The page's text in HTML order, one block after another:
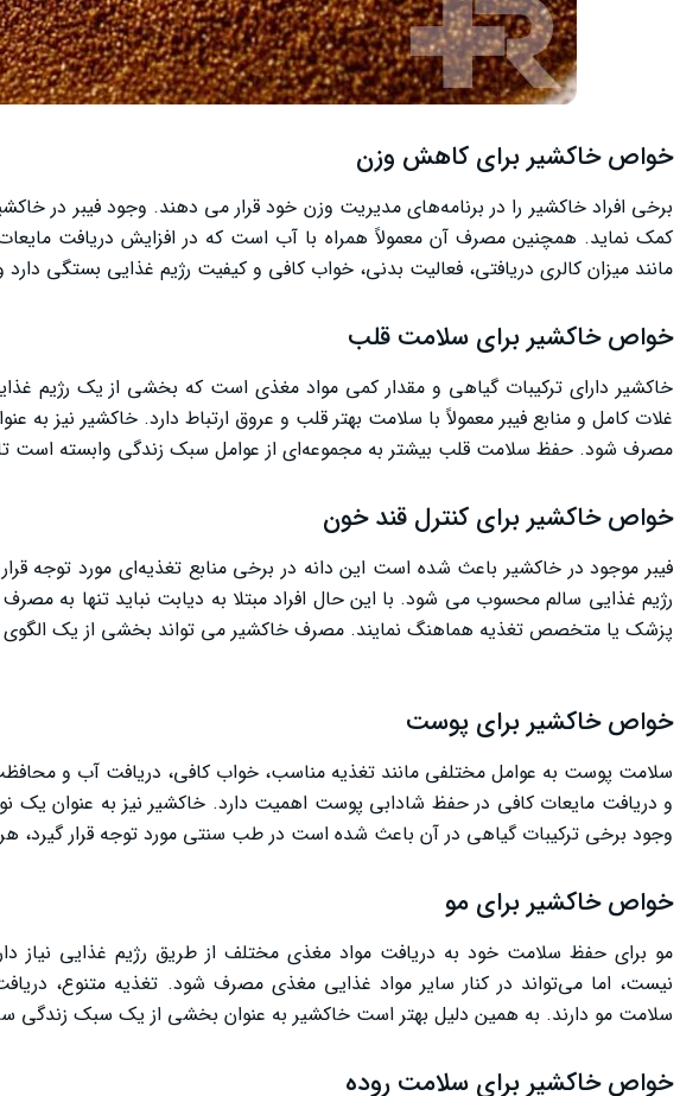
خواص خاکشیر برای کاهش وزن
برخی افراد خاکشیر را در برنامه‌های مدیریت وزن خود قرار می ‌دهند. وجود فیبر در
کمک نماید. همچنین مصرف آن معمولاً همراه با آب است که در افزایش دریافت
مانند میزان کالری دریافتی، فعالیت بدنی، خواب کافی و کیفیت رژیم غذایی بستگی
خواص خاکشیر برای سلامت قلب
خاکشیر دارای ترکیبات گیاهی و مقدار کمی مواد مغذی است که بخشی از یک رژیم
غلات کامل و منابع فیبر معمولاً با سلامت بهتر قلب و عروق ارتباط دارد. خاکشیر نیز به
مصرف شود. حفظ سلامت قلب بیشتر به مجموعه‌ای از عوامل سبک زندگی وابسته
خواص خاکشیر برای کنترل قند خون
فیبر موجود در خاکشیر باعث شده است این دانه در برخی منابع تغذیه‌ای مورد توجه
رژیم غذایی سالم محسوب می ‌شود. با این حال افراد مبتلا به دیابت نباید تنها به
پزشک یا متخصص تغذیه هماهنگ نمایند. مصرف خاکشیر می‌ تواند بخشی از یک الگوی
خواص خاکشیر برای پوست
سلامت پوست به عوامل مختلفی مانند تغذیه مناسب، خواب کافی، دریافت آب و
و دریافت مایعات کافی در حفظ شادابی پوست اهمیت دارد. خاکشیر نیز به عنوان یک
وجود برخی ترکیبات گیاهی در آن باعث شده است در طب سنتی مورد توجه قرار گیرد،
خواص خاکشیر برای مو
مو برای حفظ سلامت خود به دریافت مواد مغذی مختلف از طریق رژیم غذایی نیاز
نیست، اما می‌تواند در کنار سایر مواد غذایی مغذی مصرف شود. تغذیه متنوع،
سلامت مو دارند. به همین دلیل بهتر است خاکشیر به عنوان بخشی از یک سبک زندگی
خواص خاکشیر برای سلامت روده